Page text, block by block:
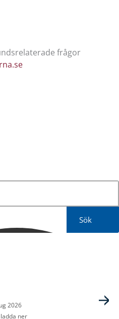
frågor
Sök
2026
ladda ner